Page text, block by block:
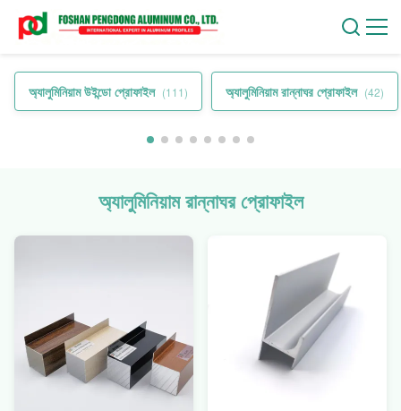
অ্যালুমিনিয়াম উইন্ডো প্রোফাইল (111) অ্যালুমিনিয়াম রান্নাঘর প্রোফাইল (42)
অ্যালুমিনিয়াম রান্নাঘর প্রোফাইল